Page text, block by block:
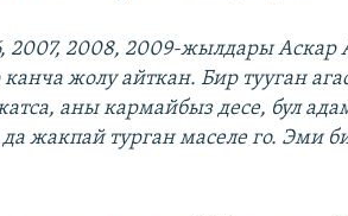
2007, 2008, 2009-жылдары Аскар
жолу айткан. Бир тууган
аны кармайбыз десе, бул
жакпай турган маселе го. Эми